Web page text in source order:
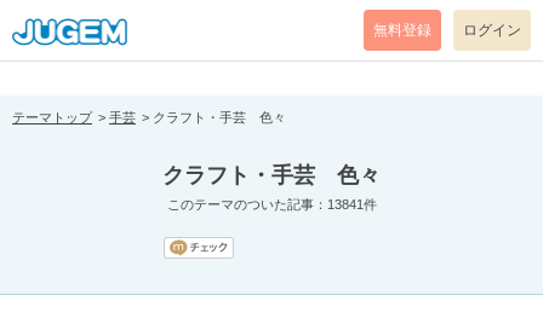
[pear_error: message="Success" code=0 mode=return level=notice
prefix="" info=""]
無料登録 ログイン
テーマトップ 手芸 クラフト・手芸 色々
クラフト・手芸 色々
このテーマのついた記事：13841件